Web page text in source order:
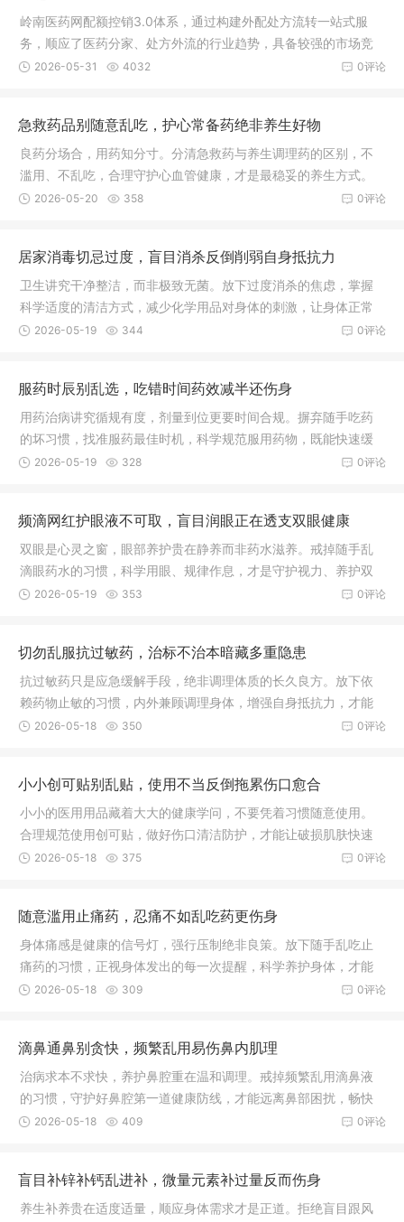
岭南医药网配额控销3.0体系，通过构建外配处方流转一站式服
务，顺应了医药分家、处方外流的行业趋势，具备较强的市场竞
争力。未来，通过深化数字化运营、优化供应链管理及拓展健康
0评论
2026-05-31 4032
急救药品别随意乱吃，护心常备药绝非养生好物
良药分场合，用药知分寸。分清急救药与养生调理药的区别，不
滥用、不乱吃，合理守护心血管健康，才是最稳妥的养生方式。
0评论
2026-05-20 358
居家消毒切忌过度，盲目消杀反倒削弱自身抵抗力
卫生讲究干净整洁，而非极致无菌。放下过度消杀的焦虑，掌握
科学适度的清洁方式，减少化学用品对身体的刺激，让身体正常
接触自然环境，慢慢养好自身免疫力，才是守护一家人平安健康
0评论
2026-05-19 344
服药时辰别乱选，吃错时间药效减半还伤身
用药治病讲究循规有度，剂量到位更要时间合规。摒弃随手吃药
的坏习惯，找准服药最佳时机，科学规范服用药物，既能快速缓
解身体病痛，又能最大程度减少药物对身体的伤害，早日恢复健
0评论
2026-05-19 328
频滴网红护眼液不可取，盲目润眼正在透支双眼健康
双眼是心灵之窗，眼部养护贵在静养而非药水滋养。戒掉随手乱
滴眼药水的习惯，科学用眼、规律作息，才是守护视力、养护双
眼最稳妥长久的方式。
0评论
2026-05-19 353
切勿乱服抗过敏药，治标不治本暗藏多重隐患
抗过敏药只是应急缓解手段，绝非调理体质的长久良方。放下依
赖药物止敏的习惯，内外兼顾调理身体，增强自身抵抗力，才能
从根本上减少过敏发作，安稳守护身体健康。
0评论
2026-05-18 350
小小创可贴别乱贴，使用不当反倒拖累伤口愈合
小小的医用用品藏着大大的健康学问，不要凭着习惯随意使用。
合理规范使用创可贴，做好伤口清洁防护，才能让破损肌肤快速
愈合，远离皮肤感染困扰。
0评论
2026-05-18 375
随意滥用止痛药，忍痛不如乱吃药更伤身
身体痛感是健康的信号灯，强行压制绝非良策。放下随手乱吃止
痛药的习惯，正视身体发出的每一次提醒，科学养护身体，才能
远离病痛折磨，守护身心长久安康。
0评论
2026-05-18 309
滴鼻通鼻别贪快，频繁乱用易伤鼻内肌理
治病求本不求快，养护鼻腔重在温和调理。戒掉频繁乱用滴鼻液
的习惯，守护好鼻腔第一道健康防线，才能远离鼻部困扰，畅快
呼吸。
0评论
2026-05-18 409
盲目补锌补钙乱进补，微量元素补过量反而伤身
养生补养贵在适度适量，顺应身体需求才是正道。拒绝盲目跟风